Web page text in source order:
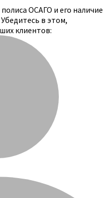
полиса ОСАГО и его наличие
Убедитесь в этом,
клиентов: